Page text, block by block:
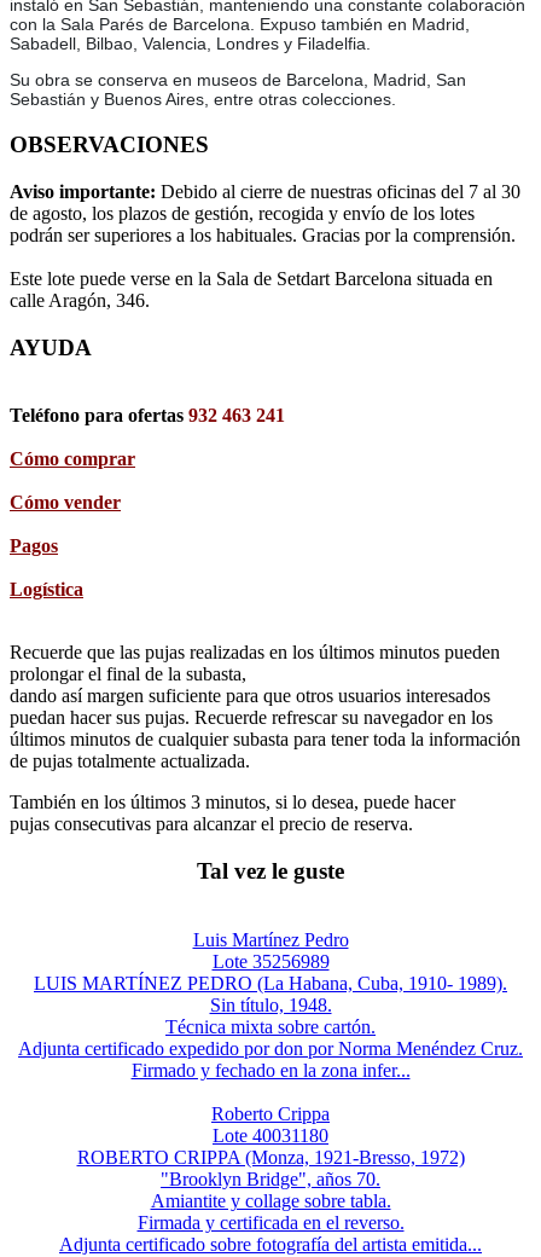
instaló en San Sebastián, manteniendo una constante colaboración
con la Sala Parés de Barcelona. Expuso también en Madrid,
Sabadell, Bilbao, Valencia, Londres y Filadelfia.
Su obra se conserva en museos de Barcelona, Madrid, San
Sebastián y Buenos Aires, entre otras colecciones.
OBSERVACIONES
Aviso importante: Debido al cierre de nuestras oficinas del 7 al 30
de agosto, los plazos de gestión, recogida y envío de los lotes
podrán ser superiores a los habituales. Gracias por la comprensión.
Este lote puede verse en la Sala de Setdart Barcelona situada en
calle Aragón, 346.
AYUDA
Teléfono para ofertas 932 463 241
Cómo comprar
Cómo vender
Pagos
Logística
Recuerde que las pujas realizadas en los últimos minutos pueden
prolongar el final de la subasta,
dando así margen suficiente para que otros usuarios interesados
puedan hacer sus pujas. Recuerde refrescar su navegador en los
últimos minutos de cualquier subasta para tener toda la información
de pujas totalmente actualizada.
También en los últimos 3 minutos, si lo desea, puede hacer
pujas consecutivas para alcanzar el precio de reserva.
Tal vez le guste
Luis Martínez Pedro
Lote 35256989
LUIS MARTÍNEZ PEDRO (La Habana, Cuba, 1910- 1989).
Sin título, 1948.
Técnica mixta sobre cartón.
Adjunta certificado expedido por don por Norma Menéndez Cruz.
Firmado y fechado en la zona infer...
Roberto Crippa
Lote 40031180
ROBERTO CRIPPA (Monza, 1921-Bresso, 1972)
"Brooklyn Bridge", años 70.
Amiantite y collage sobre tabla.
Firmada y certificada en el reverso.
Adjunta certificado sobre fotografía del artista emitida...